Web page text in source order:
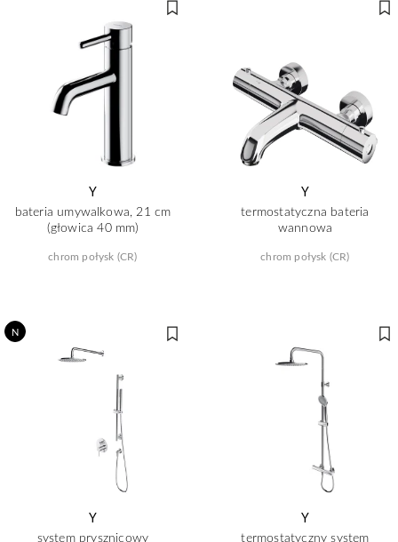
Y
bateria umywalkowa, 21 cm
(głowica 40 mm)
chrom połysk (CR)
Y
termostatyczna bateria
wannowa
chrom połysk (CR)
N
Y
system prysznicowy
Y
termostatyczny system